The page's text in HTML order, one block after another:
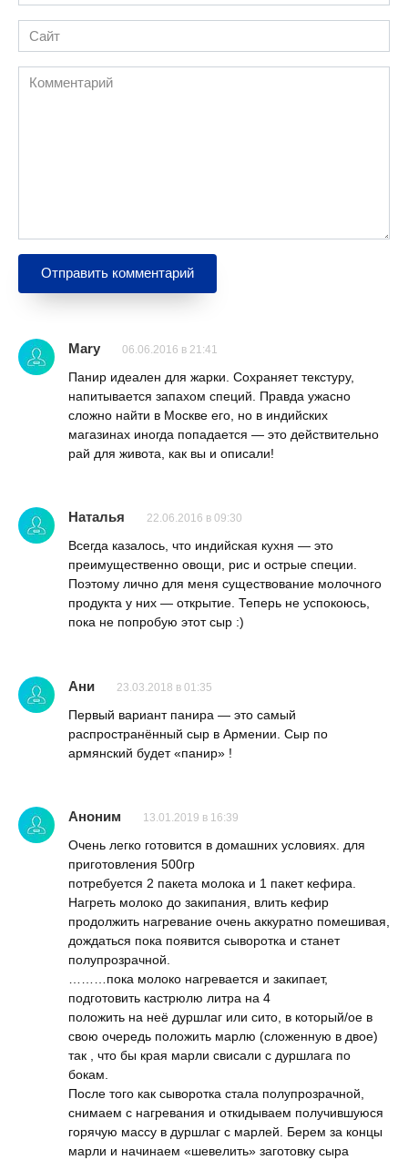
Сайт
Комментарий
Mary 06.06.2016 в 21:41
Панир идеален для жарки. Сохраняет текстуру,
напитывается запахом специй. Правда ужасно
сложно найти в Москве его, но в индийских
магазинах иногда попадается — это действительно
рай для живота, как вы и описали!
Наталья 22.06.2016 в 09:30
Всегда казалось, что индийская кухня — это
преимущественно овощи, рис и острые специи.
Поэтому лично для меня существование молочного
продукта у них — открытие. Теперь не успокоюсь,
пока не попробую этот сыр :)
Ани 23.03.2018 в 01:35
Первый вариант панира — это самый
распространённый сыр в Армении. Сыр по
армянский будет «панир» !
Аноним 13.01.2019 в 16:39
Очень легко готовится в домашних условиях. для
приготовления 500гр
потребуется 2 пакета молока и 1 пакет кефира.
Нагреть молоко до закипания, влить кефир
продолжить нагревание очень аккуратно помешивая,
дождаться пока появится сыворотка и станет
полупрозрачной.
………пока молоко нагревается и закипает,
подготовить кастрюлю литра на 4
положить на неё дуршлаг или сито, в который/ое в
свою очередь положить марлю (сложенную в двое)
так , что бы края марли свисали с дуршлага по
бокам.
После того как сыворотка стала полупрозрачной,
снимаем с нагревания и откидываем получившуюся
горячую массу в дуршлаг с марлей. Берем за концы
марли и начинаем «шевелить» заготовку сыра